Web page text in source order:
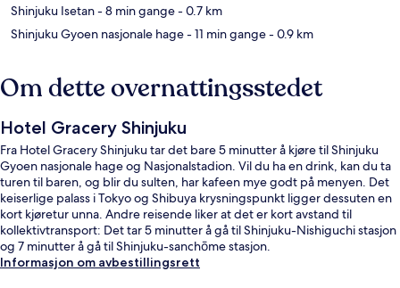
Shinjuku Isetan- 8 min gange- 0.7 km
Shinjuku Gyoen nasjonale hage- 11 min gange- 0.9 km
Om dette overnattingsstedet
Hotel Gracery Shinjuku
Fra Hotel Gracery Shinjuku tar det bare 5 minutter å kjøre til Shinjuku
Gyoen nasjonale hage og Nasjonalstadion. Vil du ha en drink, kan du ta
turen til baren, og blir du sulten, har kafeen mye godt på menyen. Det
keiserlige palass i Tokyo og Shibuya krysningspunkt ligger dessuten en
kort kjøretur unna. Andre reisende liker at det er kort avstand til
kollektivtransport: Det tar 5 minutter å gå til Shinjuku-Nishiguchi stasjon
og 7 minutter å gå til Shinjuku-sanchōme stasjon.
Informasjon om avbestillingsrett